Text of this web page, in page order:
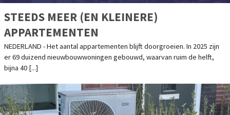
STEEDS MEER (EN KLEINERE)
APPARTEMENTEN
NEDERLAND - Het aantal appartementen blijft doorgroeien. In 2025 zijn
er 69 duizend nieuwbouwwoningen gebouwd, waarvan ruim de helft,
bijna 40 [...]